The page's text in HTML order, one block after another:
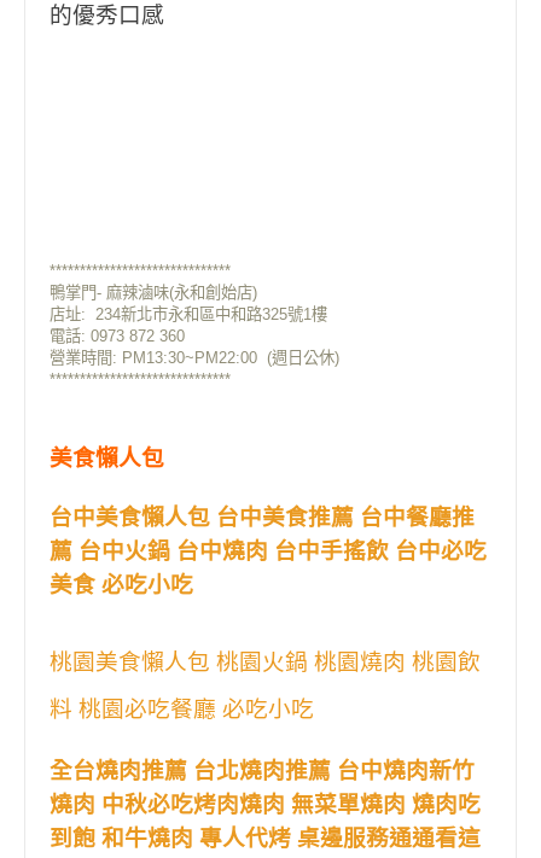
的優秀口感
******************************
鴨掌門- 麻辣滷味(永和創始店)
店址: 234新北市永和區中和路325號1樓
電話: 0973 872 360
營業時間: PM13:30~PM22:00 (週日公休)
******************************
美食懶人包
台中美食懶人包 台中美食推薦 台中餐廳推
薦 台中火鍋 台中燒肉 台中手搖飲 台中必吃
美食 必吃小吃
桃園美食懶人包 桃園火鍋 桃園燒肉 桃園飲
料 桃園必吃餐廳 必吃小吃
全台燒肉推薦 台北燒肉推薦 台中燒肉新竹
燒肉 中秋必吃烤肉燒肉 無菜單燒肉 燒肉吃
到飽 和牛燒肉 專人代烤 桌邊服務通通看這